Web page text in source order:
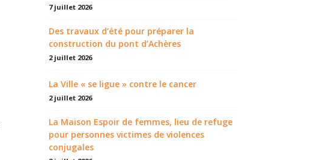
7 juillet 2026
Des travaux d’été pour préparer la
construction du pont d’Achères
2 juillet 2026
La Ville « se ligue » contre le cancer
2 juillet 2026
La Maison Espoir de femmes, lieu de refuge
pour personnes victimes de violences
conjugales